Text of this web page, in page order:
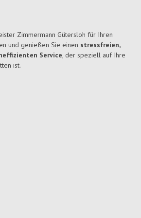
Zimmermann Gütersloh für Ihren
und genießen Sie einen stressfreien,
Service, der speziell auf Ihre
ist.